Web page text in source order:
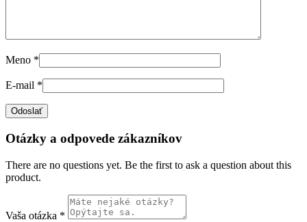
Meno *
E-mail *
Otázky a odpovede zákazníkov
There are no questions yet. Be the first to ask a question about this
product.
Vaša otázka *